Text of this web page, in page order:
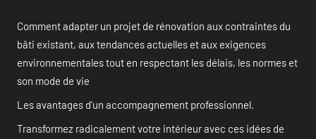
Comment adapter un projet de rénovation aux contraintes du
bâti existant, aux tendances actuelles et aux exigences
environnementales tout en respectant les délais, les normes et
son mode de vie
Les avantages d’un accompagnement professionnel.
Transformez radicalement votre intérieur avec ces idées de